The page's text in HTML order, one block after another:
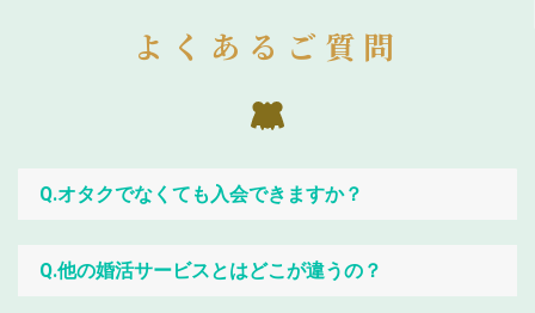
よくあるご質問
Q.オタクでなくても入会できますか？
Q.他の婚活サービスとはどこが違うの？